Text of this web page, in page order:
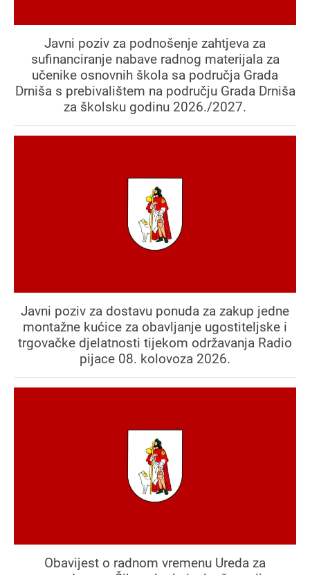
Javni poziv za podnošenje zahtjeva za
sufinanciranje nabave radnog materijala za
učenike osnovnih škola sa područja Grada
Drniša s prebivalištem na području Grada Drniša
za školsku godinu 2026./2027.
Javni poziv za dostavu ponuda za zakup jedne
montažne kućice za obavljanje ugostiteljske i
trgovačke djelatnosti tijekom održavanja Radio
pijace 08. kolovoza 2026.
Obavijest o radnom vremenu Ureda za